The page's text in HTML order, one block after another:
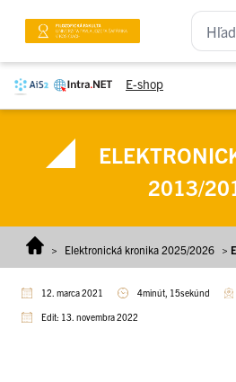
E-shop
2013/
> Elektronická kronika 2025/2026 >
12. marca 2021 4minút, 15sekúnd
Edit: 13. novembra 2022